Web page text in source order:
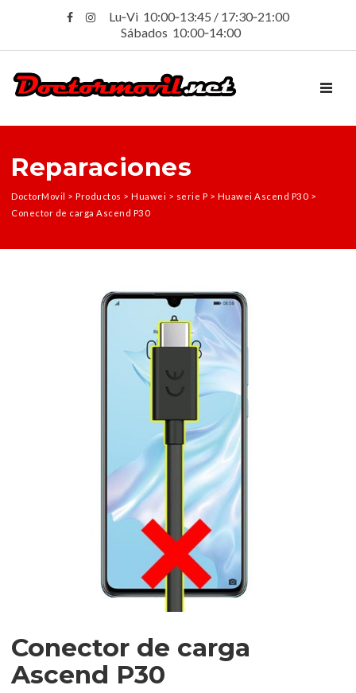
Lu‑Vi 10:00‑13:45 / 17:30‑21:00
Sábados 10:00‑14:00
Reparaciones
DoctorMovil > Productos > Huawei > serie P > Huawei Ascend P30 >
Conector de carga Ascend P30
Conector de carga
Ascend P30